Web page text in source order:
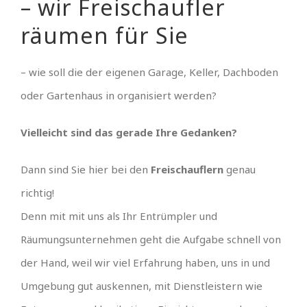
– wir Freischaufler
räumen für Sie
– wie soll die der eigenen Garage, Keller, Dachboden
oder Gartenhaus in organisiert werden?
Vielleicht sind das gerade Ihre Gedanken?
Dann sind Sie hier bei den Freischauflern genau
richtig!
Denn mit mit uns als Ihr Entrümpler und
Räumungsunternehmen geht die Aufgabe schnell von
der Hand, weil wir viel Erfahrung haben, uns in und
Umgebung gut auskennen, mit Dienstleistern wie